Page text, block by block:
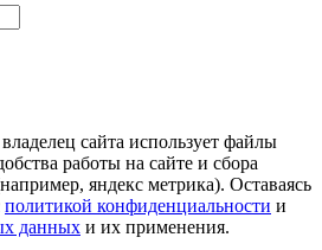
сайта использует файлы
работы на сайте и сбора
яндекс метрика). Оставаясь
политикой конфиденциальности и
данных и их применения.